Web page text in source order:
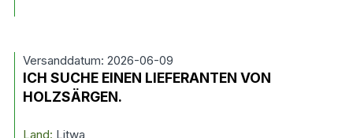
Versanddatum: 2026-06-09
ICH SUCHE EINEN LIEFERANTEN VON
HOLZSÄRGEN.
Land: Litwa